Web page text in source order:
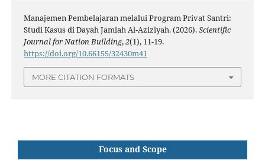
Manajemen Pembelajaran melalui Program Privat Santri:
Studi Kasus di Dayah Jamiah Al-Aziziyah. (2026).Scientific
Journal for Nation Building,2(1), 11-19.
https://doi.org/10.66155/32430m41
MORE CITATION FORMATS
Focus and Scope